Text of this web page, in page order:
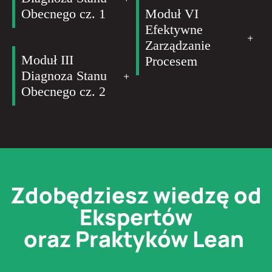
Obecnego cz. 1
Moduł III
Diagnoza Stanu
Obecnego cz. 2
Moduł VI
Efektywne
Zarządzanie
Procesem
Zdobędziesz wiedzę od
Ekspertów
oraz Praktyków Lean